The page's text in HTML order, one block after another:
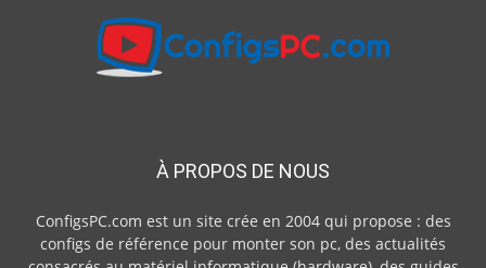
À PROPOS DE NOUS
ConfigsPC.com est un site crée en 2004 qui propose : des
configs de référence pour monter son pc, des actualités